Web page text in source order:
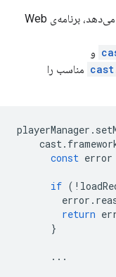
وقتی در message interceptor خطایی رخ می‌دهد، برنامه‌ی Web
و
مناسب را
playerManager .
cast.
const error
if ( !
error .
return
}
...